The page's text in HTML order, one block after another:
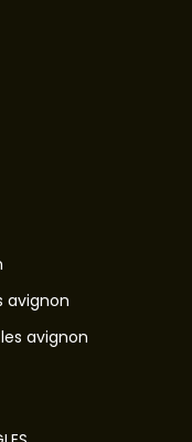
avignon
avignon